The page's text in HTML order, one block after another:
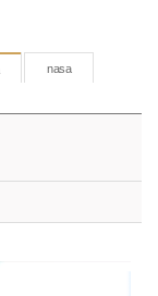
nasa